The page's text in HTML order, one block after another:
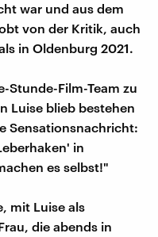
war und aus dem
von der Kritik, auch
in Oldenburg 2021.
Stunde-Film-Team zu
Luise blieb bestehen
Sensationsnachricht:
in
es selbst!"
mit Luise als
die abends in